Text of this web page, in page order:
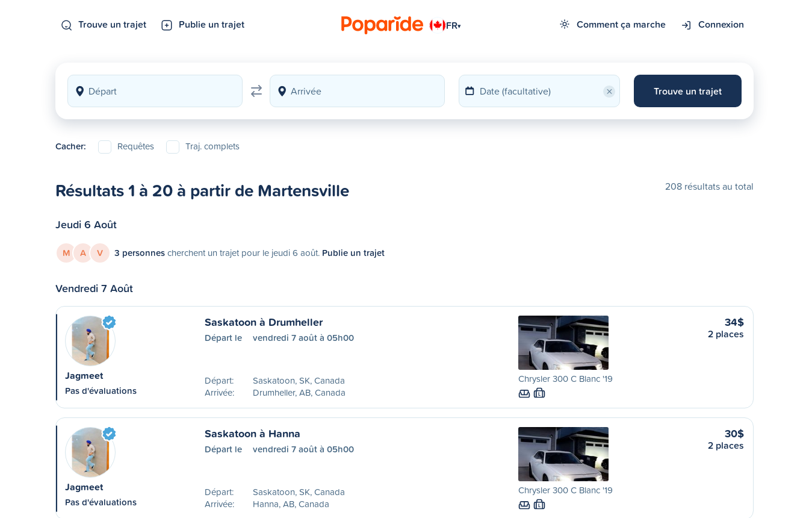
Trouve un trajet Publie un trajet FR▾ Comment ça marche Connexion
× Trouve un trajet
Cacher: Requêtes Traj. complets
Résultats 1 à 20 à partir de Martensville 208 résultats au total
Jeudi 6 Août
M A V 3 personnescherchent un trajet pour le jeudi 6 août. Publie un trajet
Vendredi 7 Août
Jagmeet
Pas d'évaluations
Saskatoon à Drumheller
Départ le vendredi 7 août à 05h00
Départ:
Saskatoon, SK, Canada
Arrivée:
Drumheller, AB, Canada
Chrysler 300 C Blanc '19
L
34$
2 places
Jagmeet
Pas d'évaluations
Saskatoon à Hanna
Départ le vendredi 7 août à 05h00
Départ:
Saskatoon, SK, Canada
Arrivée:
Hanna, AB, Canada
Chrysler 300 C Blanc '19
L
30$
2 places